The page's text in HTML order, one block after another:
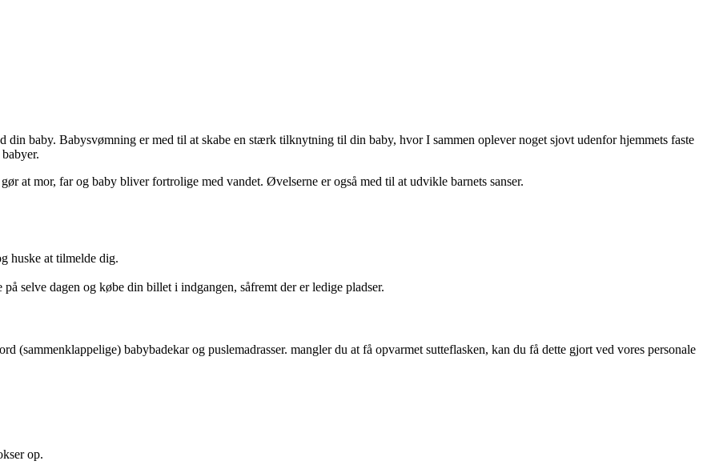
baby. Babysvømning er med til at skabe en stærk tilknytning til din baby, hvor I sammen oplever noget sjovt udenfor hjemmets faste
at mor, far og baby bliver fortrolige med vandet. Øvelserne er også med til at udvikle barnets sanser.
huske at tilmelde dig.
selve dagen og købe din billet i indgangen, såfremt der er ledige pladser.
(sammenklappelige) babybadekar og puslemadrasser. mangler du at få opvarmet sutteflasken, kan du få dette gjort ved vores personale
op.